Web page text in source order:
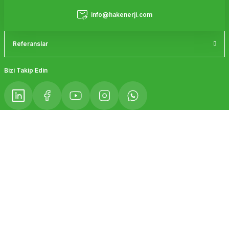
info@hakenerji.com
Referanslar
Bizi Takip Edin